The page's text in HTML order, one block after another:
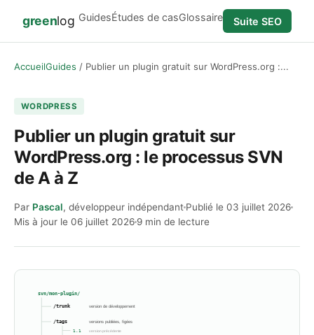
greenlog GuidesÉtudes de casGlossaire Suite SEO
AccueilGuides Publier un plugin gratuit sur WordPress.org :...
WORDPRESS
Publier un plugin gratuit sur
WordPress.org : le processus SVN
de A à Z
Par Pascal, développeur indépendant Publié le 03 juillet 2026
Mis à jour le 06 juillet 2026 9 min de lecture
svn/mon-plugin/
/trunk
/tags
version de développement
versions publiées, figées
1.1
version précédente